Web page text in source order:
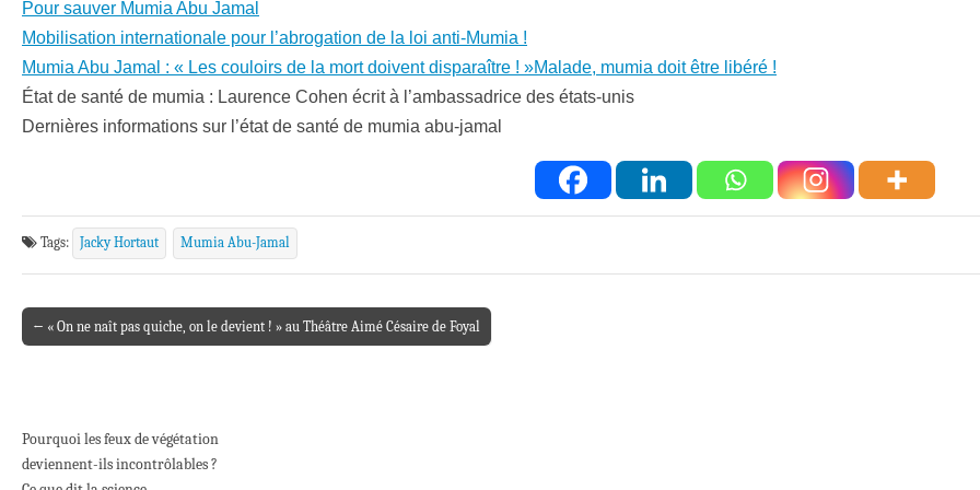
Pour sauver Mumia Abu Jamal
Mobilisation internationale pour l’abrogation de la loi anti-Mumia !
Mumia Abu Jamal : « Les couloirs de la mort doivent disparaître ! »Malade, mumia doit être libéré !
État de santé de mumia : Laurence Cohen écrit à l’ambassadrice des états-unis
Dernières informations sur l’état de santé de mumia abu-jamal
Tags: Jacky Hortaut Mumia Abu-Jamal
Post navigation
← « On ne naît pas quiche, on le devient ! » au Théâtre Aimé Césaire de Foyal
Pourquoi les feux de végétation
deviennent-ils incontrôlables ?